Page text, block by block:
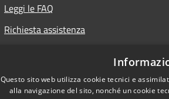
Leggi le FAQ
Richiesta assistenza
Questo sito web utilizza cookie tecnici e
alla navigazione del sito, nonché un cookie